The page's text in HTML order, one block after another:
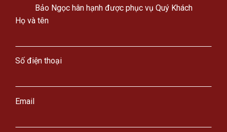
Bảo Ngọc hân hạnh được phục vụ Quý Khách
Họ và tên
Số điện thoại
Email